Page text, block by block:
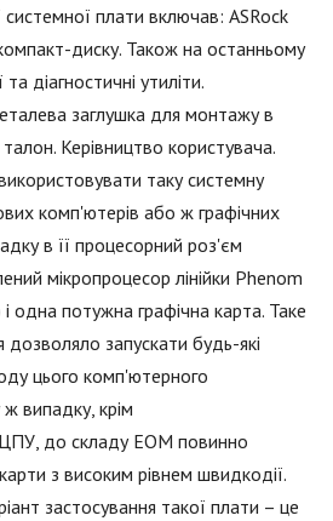
плати включав: ASRock
диску. Також на останньому
та діагностичні утиліти.
заглушка для монтажу в
Керівництво користувача.
таку системну
комп'ютерів або ж графічних
в її процесорний роз'єм
мікропроцесор лінійки Phenom
одна потужна графічна карта. Таке
запускати будь-які
цього комп'ютерного
випадку, крім
до складу ЕОМ повинно
з високим рівнем швидкодії.
застосування такої плати – це